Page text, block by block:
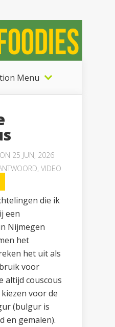
Menu
ON 25 JUN, 2026
, VIDEO
die ik
een
Nijmegen
het
het uit als
voor
altijd couscous
voor de
(bulgur is
en gemalen).